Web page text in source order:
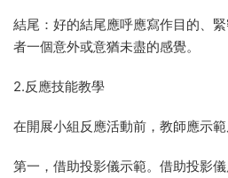
結尾：好的結尾應呼應寫作目的、
者一個意外或意猶未盡的感覺。
2.反應技能教學
在開展小組反應活動前，教師應示
第一，借助投影儀示範。借助投影